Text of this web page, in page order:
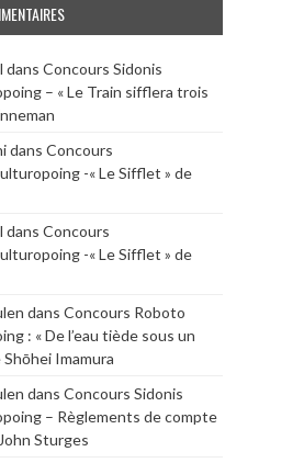
dans Concours Sidonis
– « Le Train sifflera trois
dans Concours
-« Le Sifflet » de
dans Concours
-« Le Sifflet » de
dans Concours Roboto
: « De l’eau tiède sous un
Imamura
dans Concours Sidonis
– Règlements de compte
Sturges